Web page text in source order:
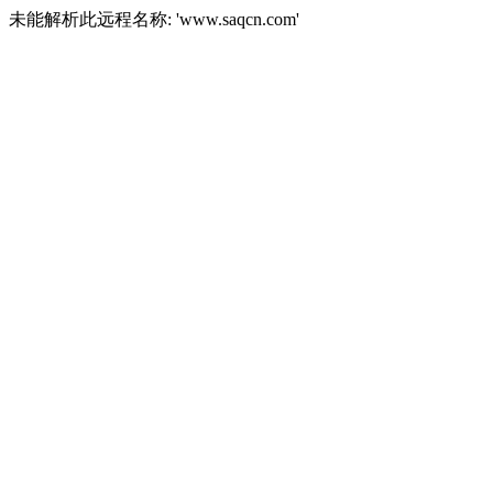
未能解析此远程名称: 'www.saqcn.com'